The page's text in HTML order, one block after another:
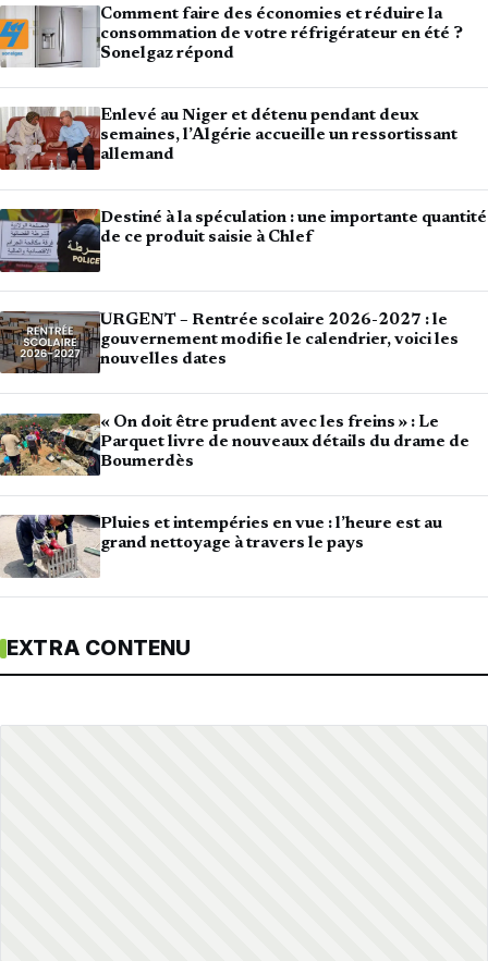
Comment faire des économies et réduire la
consommation de votre réfrigérateur en été ?
Sonelgaz répond
Enlevé au Niger et détenu pendant deux
semaines, l’Algérie accueille un ressortissant
allemand
Destiné à la spéculation : une importante quantité
de ce produit saisie à Chlef
URGENT – Rentrée scolaire 2026-2027 : le
gouvernement modifie le calendrier, voici les
nouvelles dates
« On doit être prudent avec les freins » : Le
Parquet livre de nouveaux détails du drame de
Boumerdès
Pluies et intempéries en vue : l’heure est au
grand nettoyage à travers le pays
EXTRA CONTENU